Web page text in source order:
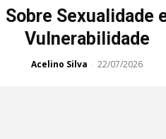
Sobre Sexualidade
Vulnerabilidade
Acelino Silva - 22/07/2026